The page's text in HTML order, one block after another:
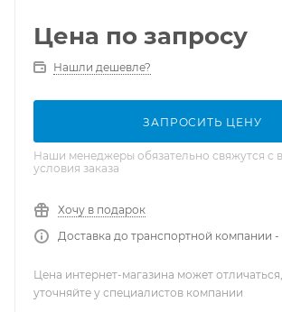
Цена по запросу
Нашли дешевле?
ЗАПРОСИТЬ ЦЕНУ
Наши менеджеры обязательно свяжутся с
условия заказа
Хочу в подарок
Доставка до транспортной компании -
Цена интернет-магазина может отличаться,
уточняйте у специалистов компании